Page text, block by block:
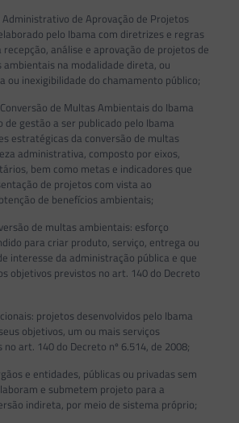
de Aprovação de Projetos
pelo Ibama com diretrizes e regras
análise e aprovação de projetos de
ambientais na modalidade direta, ou
ou inexigibilidade do chamamento público;
de Multas Ambientais do Ibama
de gestão a ser publicado pelo Ibama
estratégicas da conversão de multas
administrativa, composto por eixos,
bem como metas e indicadores que
de projetos com vista ao
de benefícios ambientais;
de multas ambientais: esforço
para criar produto, serviço, entrega ou
interesse da administração pública e que
objetivos previstos no art. 140 do Decreto
projetos desenvolvidos pelo Ibama
objetivos, um ou mais serviços
art. 140 do Decreto nº 6.514, de 2008;
e entidades, públicas ou privadas sem
e submetem projeto para a
indireta, por meio de sistema próprio;